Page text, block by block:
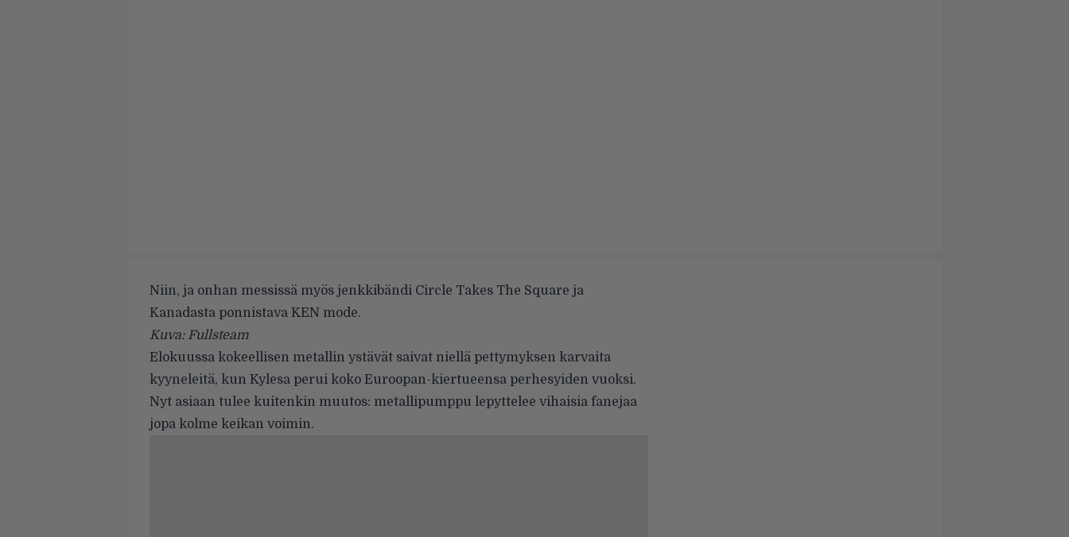
Niin, ja onhan messissä myös jenkkibändi Circle Takes The Square ja
Kanadasta ponnistava KEN mode.
Kuva: Fullsteam
Elokuussa kokeellisen metallin ystävät saivat niellä pettymyksen karvaita
kyyneleitä, kun Kylesa perui koko Euroopan-kiertueensa perhesyiden vuoksi.
Nyt asiaan tulee kuitenkin muutos: metallipumppu lepyttelee vihaisia fanejaa
jopa kolme keikan voimin.